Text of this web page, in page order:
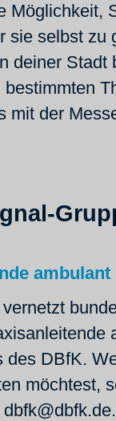
Möglichkeit,
sie selbst zu
deiner Stadt
mit der
des DBfK.
möchtest,